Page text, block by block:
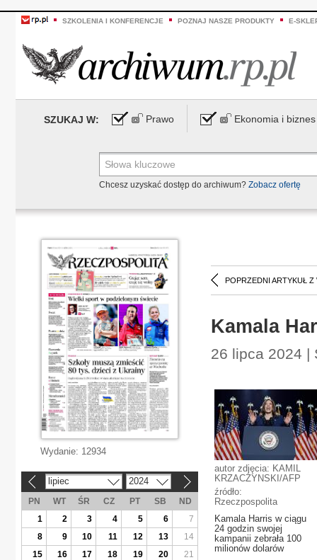
SZKOLENIA I KONFERENCJE POZNAJ NASZE PRODUKTY E-
SZUKAJ W: Prawo Ekonomia i biznes
Chcesz uzyskać dostęp do archiwum? Zobacz ofertę
POPRZEDNI ARTYKUŁ Z
Kamala
26 lipca 2024 |
autor zdjęcia: KAMIL
KRZACZYNSKI/AFP
źródło:
Rzeczpospolita
Kamala Harris w ciągu
24 godzin swojej
kampanii zebrała 100
milionów dolarów
Wydanie: 12934
lipiec 2024
PN WT ŚR CZ PT SB
ND
1
2 3 4 5 6
7
8
9 10 11 12 13
14
15
16 17 18 19 20
21